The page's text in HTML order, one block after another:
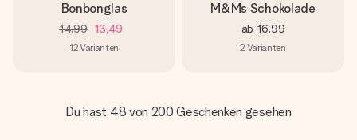
Bonbonglas
14,99 13,49
12Varianten
M&Ms Schokolade
ab 16,99
2 Varianten
Du hast 48 von 200 Geschenken gesehen